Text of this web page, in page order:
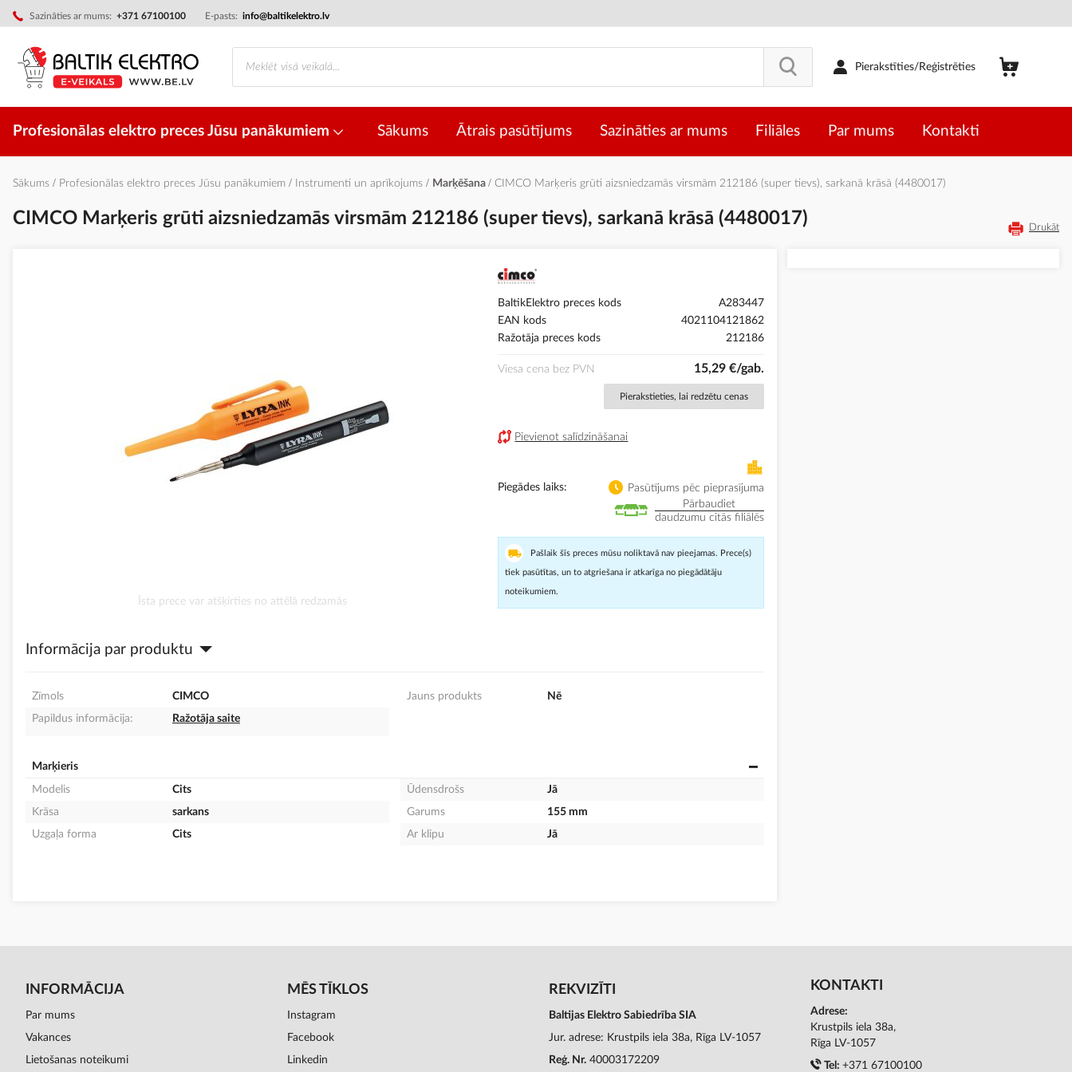
Sazināties ar mums: +371 67100100 E-pasts: info@baltikelektro.lv
Skip
to
Content
Pierakstīties/Reģistrēties
Profesionālas elektro preces Jūsu panākumiem Sākums Ātrais pasūtījums Sazināties ar mums Filiāles Par mums Kontakti
Sākums Profesionālas elektro preces Jūsu panākumiem Instrumenti un aprīkojums Marķēšana CIMCO Marķeris grūti aizsniedzamās virsmām 212186 (super tievs), sarkanā krāsā (4480017)
CIMCO Marķeris grūti aizsniedzamās virsmām 212186 (super tievs), sarkanā krāsā (4480017) Drukāt
sākumu
Īsta prece var atšķirties no attēlā redzamās
BaltikElektro preces kods
A283447
EAN kods
4021104121862
Ražotāja preces kods
212186
Viesa cena bez PVN 15,29 €/gab.
Pierakstieties, lai redzētu cenas
Pievienot salīdzināšanai
Piegādes laiks
Pasūtījums pēc pieprasījuma
Pārbaudiet
daudzumu citās filiālēs
Pašlaik šīs preces mūsu noliktavā nav pieejamas. Prece(s)
tiek pasūtītas, un to atgriešana ir atkarīga no piegādātāju
noteikumiem.
Informācija par produktu
Zīmols
CIMCO
Papildus informācija:
Ražotāja saite
Jauns produkts Nē
Marķieris
Modelis
Cits
Krāsa
sarkans
Uzgaļa forma
Cits
Ūdensdrošs
Jā
Garums
155 mm
Ar klipu
Jā
INFORMĀCIJA
Par mums
Vakances
Lietošanas noteikumi
MĒS TĪKLOS
Instagram
Facebook
Linkedin
REKVIZĪTI
Baltijas Elektro Sabiedrība SIA
Jur. adrese: Krustpils iela 38a, Rīga LV-1057
Reģ. Nr. 40003172209
KONTAKTI
Adrese:
Krustpils iela 38a,
Rīga LV-1057
Tel: +371 67100100